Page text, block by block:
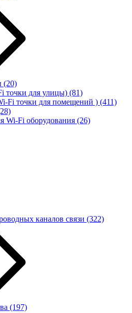
(20)
точки для улицы) (81)
Fi точки для помещений ) (411)
Wi-Fi оборудования (26)
каналов связи (322)
(197)